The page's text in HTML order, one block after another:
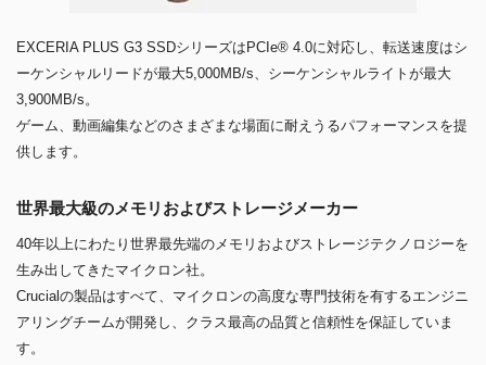
EXCERIA PLUS G3 SSDシリーズはPCIe® 4.0に対応し、転送速度はシ
ーケンシャルリードが最大5,000MB/s、シーケンシャルライトが最大
3,900MB/s。
ゲーム、動画編集などのさまざまな場面に耐えうるパフォーマンスを提
供します。
世界最大級のメモリおよびストレージメーカー
40年以上にわたり世界最先端のメモリおよびストレージテクノロジーを
生み出してきたマイクロン社。
Crucialの製品はすべて、マイクロンの高度な専門技術を有するエンジニ
アリングチームが開発し、クラス最高の品質と信頼性を保証していま
す。